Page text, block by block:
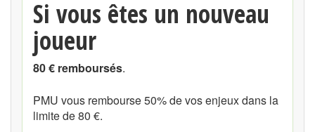
Si vous êtes un nouveau
joueur
80 € remboursés.
PMU vous rembourse 50% de vos enjeux dans la
limite de 80 €.